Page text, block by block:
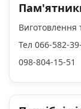
Виготовлення
Тел 066-582-
098-804-15-51